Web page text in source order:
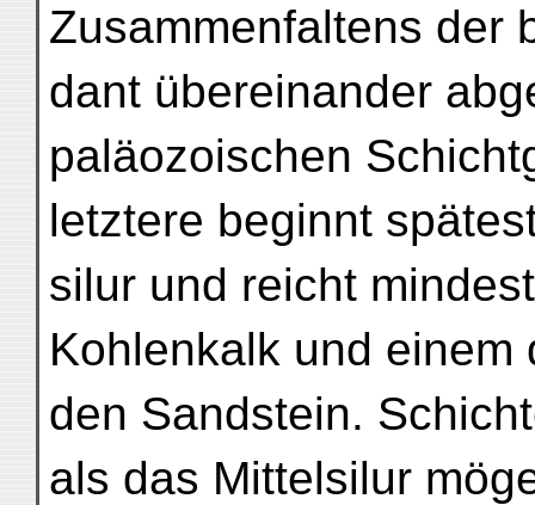
Zusammenfaltens der
dant übereinander
paläozoischen
letztere beginnt
silur und reicht
Kohlenkalk und
den Sandstein.
als das Mittelsilur